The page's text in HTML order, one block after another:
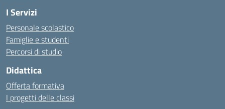
I Servizi
Personale scolastico
Famiglie e studenti
Percorsi di studio
Didattica
Offerta formativa
I progetti delle classi